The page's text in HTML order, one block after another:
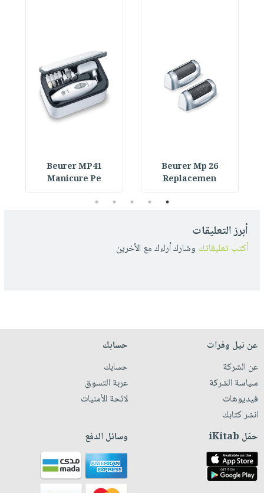
Beurer Mp 26
Replacemen
Beurer MP41
Manicure Pe
1
2
3
4
5
أبرز التعليقات
أكتب تعليقاتك وشارك أراءك مع الأخرين
عن نيل وفرات
عن الشركة
سياسة الشركة
فيديوهات
انشر كتابك
حسابك
حسابك
عربة التسوق
لائحة الأمنيات
حمّل iKitab وسائل الدفع